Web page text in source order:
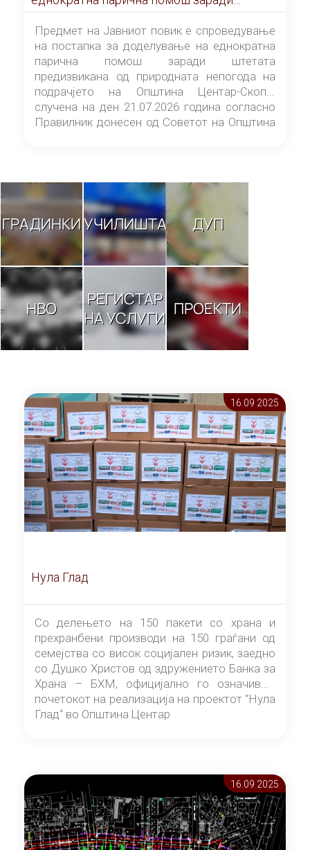
штетата предизвикана од природната
непогода на подрачјето на Општина
Центар-Скопје случена на ден 21.07.2026
година
Предмет на Јавниот повик е спроведување
на постапка за доделување на еднократна
парична помош заради штетата
предизвикана од природната непогода на
подрачјето на Општина Центар-Скопје
случена на ден 21.07.2026 година согласно
Правилник донесен од Советот на Општина
ГРАДИНКИУЧИЛИШТА ДУП
НВО
РЕГИСТАР
НА УСЛУГИ ПРОЕКТИ
16.09 2025
Нула Глад
Со делењето на 150 пакети со храна и
прехранбени производи на 150 граѓани од
семејства со висок социјален ризик, заедно
со Душко Христов од здружението Банка за
Храна – БХМ, официјално го означивме
почетокот на реализација на проектот “Нула
Глад“ во Општина Центар
16.09 2025